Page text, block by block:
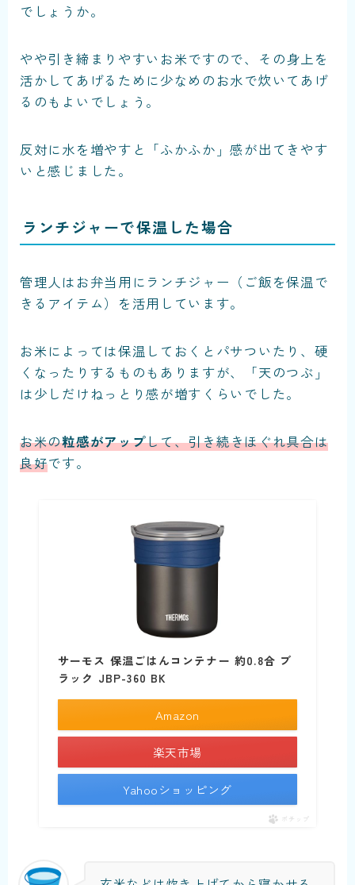
でしょうか。
やや引き締まりやすいお米ですので、その身上を
活かしてあげるために少なめのお水で炊いてあげ
るのもよいでしょう。
反対に水を増やすと「ふかふか」感が出てきやす
いと感じました。
ランチジャーで保温した場合
管理人はお弁当用にランチジャー（ご飯を保温で
きるアイテム）を活用しています。
お米によっては保温しておくとパサついたり、硬
くなったりするものもありますが、「天のつぶ」
は少しだけねっとり感が増すくらいでした。
お米の粒感がアップして、引き続きほぐれ具合は
良好です。
サーモス 保温ごはんコンテナー 約0.8合 ブ
ラック JBP-360 BK
Amazon
楽天市場
Yahooショッピング
ポチップ